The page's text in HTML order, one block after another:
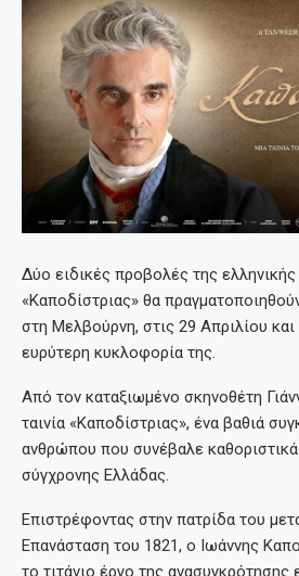
Δύο ειδικές προβολές της ελληνικής
«Καποδίστριας» θα
στη Μελβούρνη, στις 29 Απριλίου
ευρύτερη κυκλοφορία της.
Από τον καταξιωμένο σκηνοθέτη
ταινία «Καποδίστριας», ένα βαθιά
ανθρώπου που συνέβαλε
σύγχρονης Ελλάδας.
Επιστρέφοντας στην πατρίδα του
Επανάσταση του 1821, ο Ιωάννης
το τιτάνιο έργο της